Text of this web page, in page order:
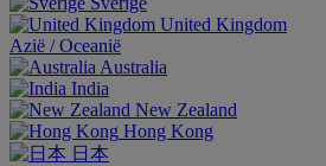
United Kingdom
Aziё / Oceaniё
Australia
India
New Zealand
Hong Kong
日本